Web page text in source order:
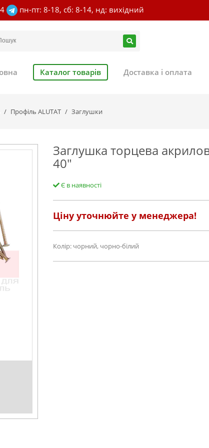
пн-пт: 8-18, сб: 8-14, нд: вихідний
Каталог товарів Доставка і оплата
Профіль ALUTAT Заглушки
Заглушка торцева
40"
Є в наявності
Ціну уточнюйте у менеджера!
Колір: чорний, чорно-білий